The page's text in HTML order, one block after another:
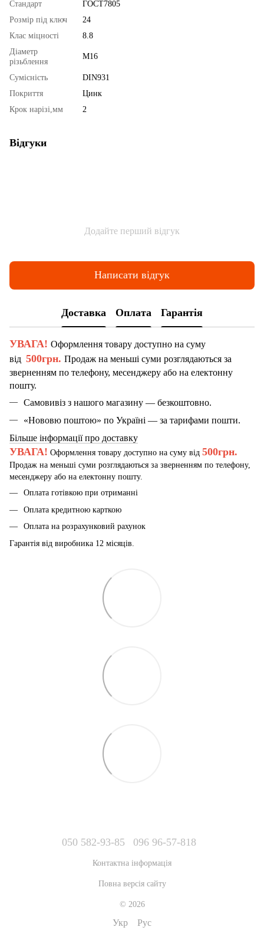
Стандарт
ГОСТ7805
Розмір під ключ
24
Клас міцності
8.8
Діаметр
різьблення
М16
Сумісність
DIN931
Покриття
Цинк
Крок нарізі,мм
2
Відгуки
Додайте перший відгук
Написати відгук
Доставка Оплата Гарантія
УВАГА! Оформлення товару доступно на суму
від 500грн. Продаж на меньші суми розглядаються за
зверненням по телефону, месенджеру або на електонну
пошту.
Самовивіз з нашого магазину — безкоштовно.
«Нововю поштою» по Україні — за тарифами пошти.
Більше інформації про доставку
УВАГА! Оформлення товару доступно на суму від 500грн.
Продаж на меньші суми розглядаються за зверненням по телефону,
месенджеру або на електонну пошту.
Оплата готівкою при отриманні
Оплата кредитною карткою
Оплата на розрахунковий рахунок
Гарантія від виробника 12 місяців.
050 582-93-85 096 96-57-818
Контактна інформація
Повна версія сайту
© 2026
Укр Рус